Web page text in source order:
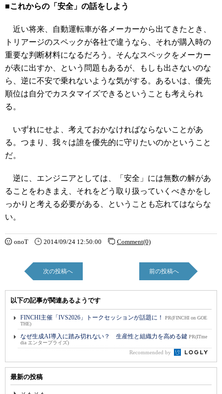
■これからの「安全」の話をしよう
近い将来、自動運転車が各メーカーから出てきたとき、
トリアージのスペックが各社で違うなら、それが購入時の
重要な判断材料になるだろう。そんなスペックをメーカー
が表に出すか、という問題もあるが、もしも出さないのな
ら、逆に不安で乗れないような気がする。あるいは、優先
順位は自分でカスタマイズできるということも考えられ
る。
いずれにせよ、考えておかなければならないことがあ
る。つまり、我々は誰を優先的に守りたいのかということ
だ。
逆に、エンジニアとしては、「安全」には無数の解があ
ることをわきまえ、それをどう取り扱っていくべきかをし
っかりと考える必要がある、ということも忘れてはならな
い。
onoT 2014/09/24 12:50:00 Comment(0)
次の投稿へ 前の投稿へ
以下の記事が関連あるようです
FINCHI主催「IVS2026」トークセッションが話題に！
PR(FINCHI on GOE
THE)
なぜ生成AI導入に踏み切れない？ 生産性と組織力を高める鍵 PR(ITme
dia エンタープライズ)
Recommended by
最新の投稿